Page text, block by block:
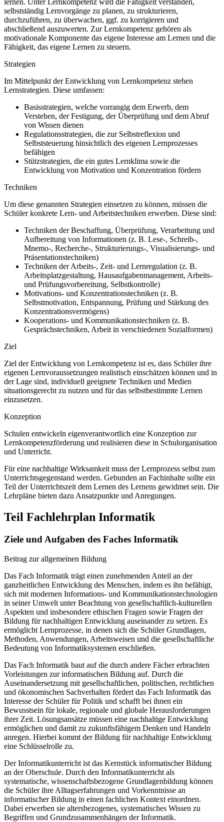
lernen. Unter Lernkompetenz wird die Fähigkeit verstanden,
selbstständig Lernvorgänge zu planen, zu strukturieren,
durchzuführen, zu überwachen, ggf. zu korrigieren und
abschließend auszuwerten. Zur Lernkompetenz gehören als
motivationale Komponente das eigene Interesse am Lernen und die
Fähigkeit, das eigene Lernen zu steuern.
Strategien
Im Mittelpunkt der Entwicklung von Lernkompetenz stehen
Lernstrategien. Diese umfassen:
Basisstrategien, welche vorrangig dem Erwerb, dem
Verstehen, der Festigung, der Überprüfung und dem Abruf
von Wissen dienen
Regulationsstrategien, die zur Selbstreflexion und
Selbststeuerung hinsichtlich des eigenen Lernprozesses
befähigen
Stützstrategien, die ein gutes Lernklima sowie die
Entwicklung von Motivation und Konzentration fördern
Techniken
Um diese genannten Strategien einsetzen zu können, müssen die
Schüler konkrete Lern- und Arbeitstechniken erwerben. Diese sind:
Techniken der Beschaffung, Überprüfung, Verarbeitung und
Aufbereitung von Informationen (z. B. Lese-, Schreib-,
Mnemo-, Recherche-, Strukturierungs-, Visualisierungs- und
Präsentationstechniken)
Techniken der Arbeits-, Zeit- und Lernregulation (z. B.
Arbeitsplatzgestaltung, Hausaufgabenmanagement, Arbeits-
und Prüfungsvorbereitung, Selbstkontrolle)
Motivations- und Konzentrationstechniken (z. B.
Selbstmotivation, Entspannung, Prüfung und Stärkung des
Konzentrationsvermögens)
Kooperations- und Kommunikationstechniken (z. B.
Gesprächstechniken, Arbeit in verschiedenen Sozialformen)
Ziel
Ziel der Entwicklung von Lernkompetenz ist es, dass Schüler ihre
eigenen Lernvoraussetzungen realistisch einschätzen können und in
der Lage sind, individuell geeignete Techniken und Medien
situationsgerecht zu nutzen und für das selbstbestimmte Lernen
einzusetzen.
Konzeption
Schulen entwickeln eigenverantwortlich eine Konzeption zur
Lernkompetenzförderung und realisieren diese in Schulorganisation
und Unterricht.
Für eine nachhaltige Wirksamkeit muss der Lernprozess selbst zum
Unterrichtsgegenstand werden. Gebunden an Fachinhalte sollte ein
Teil der Unterrichtszeit dem Lernen des Lernens gewidmet sein. Die
Lehrpläne bieten dazu Ansatzpunkte und Anregungen.
Teil Fachlehrplan Informatik
Ziele und Aufgaben des Faches Informatik
Beitrag zur allgemeinen Bildung
Das Fach Informatik trägt einen zunehmenden Anteil an der
ganzheitlichen Entwicklung des Menschen, indem es ihn befähigt,
sich mit modernen Informations- und Kommunikationstechnologien
in seiner Umwelt unter Beachtung von gesellschaftlich-kulturellen
Aspekten und insbesondere ethischen Fragen sowie Fragen der
Bildung für nachhaltigen Entwicklung auseinander zu setzen. Es
ermöglicht Lernprozesse, in denen sich die Schüler Grundlagen,
Methoden, Anwendungen, Arbeitsweisen und die gesellschaftliche
Bedeutung von Informatiksystemen erschließen.
Das Fach Informatik baut auf die durch andere Fächer erbrachten
Vorleistungen zur informatischen Bildung auf. Durch die
Auseinandersetzung mit gesellschaftlichen, politischen, rechtlichen
und ökonomischen Sachverhalten fördert das Fach Informatik das
Interesse der Schüler für Politik und schafft bei ihnen ein
Bewusstsein für lokale, regionale und globale Herausforderungen
ihrer Zeit. Lösungsansätze müssen eine nachhaltige Entwicklung
ermöglichen und damit zu zukunftsfähigem Denken und Handeln
anregen. Hierbei kommt der Bildung für nachhaltige Entwicklung
eine Schlüsselrolle zu.
Der Informatikunterricht ist das Kernstück informatischer Bildung
an der Oberschule. Durch den Informatikunterricht als
systematische, wissenschaftsbezogene Grundlagenbildung können
die Schüler ihre Alltagserfahrungen und Vorkenntnisse an
informatischer Bildung in einen fachlichen Kontext einordnen.
Dabei erwerben sie altersbezogenes, systematisches Wissen zu
Begriffen und Grundzusammenhängen der Informatik.